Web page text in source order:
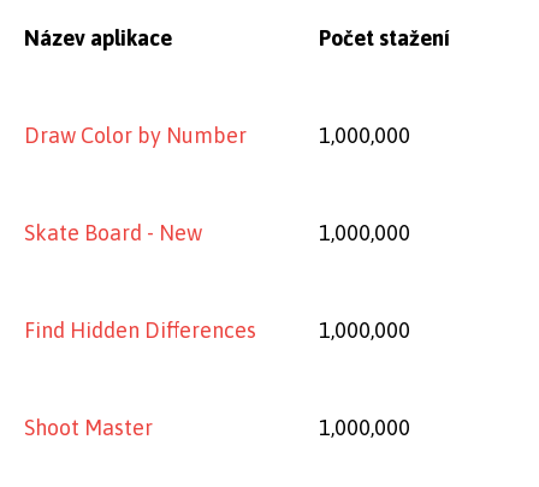
Název aplikace Počet stažení
Draw Color by Number 1,000,000
Skate Board - New 1,000,000
Find Hidden Differences 1,000,000
Shoot Master 1,000,000